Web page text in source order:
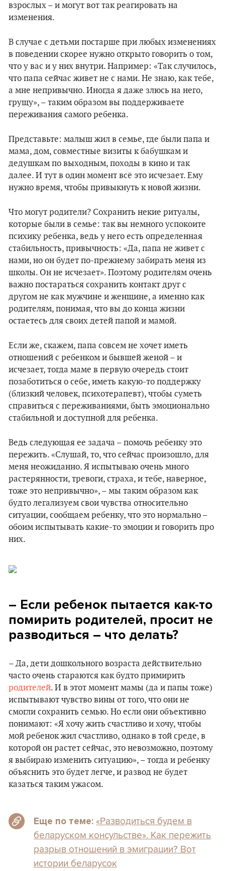
взрослых – и могут вот так реагировать на
изменения.
В случае с детьми постарше при любых изменениях
в поведении скорее нужно открыто говорить о том,
что у вас и у них внутри. Например: «Так случилось,
что папа сейчас живет не с нами. Не знаю, как тебе,
а мне непривычно. Иногда я даже злюсь на него,
грущу», – таким образом вы поддерживаете
переживания самого ребенка.
Представьте: малыш жил в семье, где были папа и
мама, дом, совместные визиты к бабушкам и
дедушкам по выходным, походы в кино и так
далее. И тут в один момент всё это исчезает. Ему
нужно время, чтобы привыкнуть к новой жизни.
Что могут родители? Сохранить некие ритуалы,
которые были в семье: так вы немного успокоите
психику ребенка, ведь у него есть определенная
стабильность, привычность: «Да, папа не живет с
нами, но он будет по-прежнему забирать меня из
школы. Он не исчезает». Поэтому родителям очень
важно постараться сохранить контакт друг с
другом не как мужчине и женщине, а именно как
родителям, понимая, что вы до конца жизни
остаетесь для своих детей папой и мамой.
Если же, скажем, папа совсем не хочет иметь
отношений с ребенком и бывшей женой – и
исчезает, тогда маме в первую очередь стоит
позаботиться о себе, иметь какую-то поддержку
(близкий человек, психотерапевт), чтобы суметь
справиться с переживаниями, быть эмоционально
стабильной и доступной для ребенка.
Ведь следующая ее задача – помочь ребенку это
пережить. «Слушай, то, что сейчас произошло, для
меня неожиданно. Я испытываю очень много
растерянности, тревоги, страха, и тебе, наверное,
тоже это непривычно», – мы таким образом как
будто легализуем свои чувства относительно
ситуации, сообщаем ребенку, что это нормально –
обоим испытывать какие-то эмоции и говорить про
них.
– Если ребенок пытается как-то
помирить родителей, просит не
разводиться – что делать?
– Да, дети дошкольного возраста действительно
часто очень стараются как будто примирить
родителей. И в этот момент мамы (да и папы тоже)
испытывают чувство вины от того, что они не
смогли сохранить семью. Но если они объективно
понимают: «Я хочу жить счастливо и хочу, чтобы
мой ребенок жил счастливо, однако в той среде, в
которой он растет сейчас, это невозможно, поэтому
я выбираю изменить ситуацию», – тогда и ребенку
объяснить это будет легче, и развод не будет
казаться таким ужасом.
Еще по теме: «Разводиться будем в
беларуском консульстве». Как пережить
разрыв отношений в эмиграции? Вот
истории беларусок